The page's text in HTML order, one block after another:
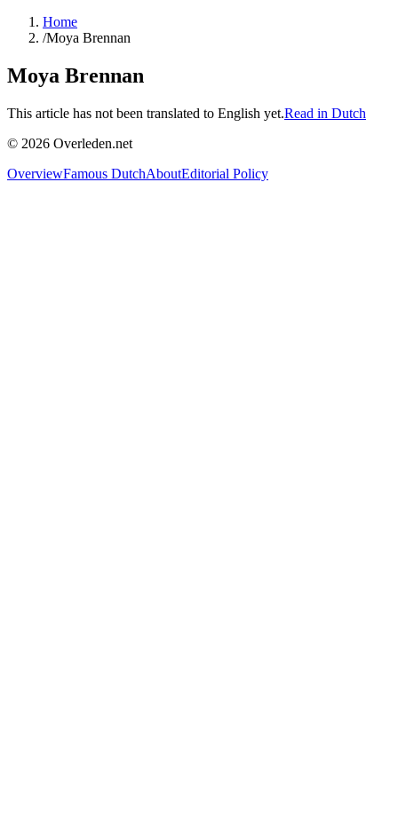
Home
/Moya Brennan
Moya Brennan
This article has not been translated to English yet.Read in Dutch
© 2026 Overleden.net
OverviewFamous DutchAboutEditorial Policy